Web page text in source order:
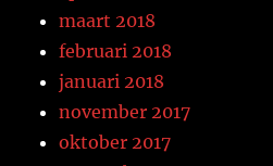
maart 2018
februari 2018
januari 2018
november 2017
oktober 2017